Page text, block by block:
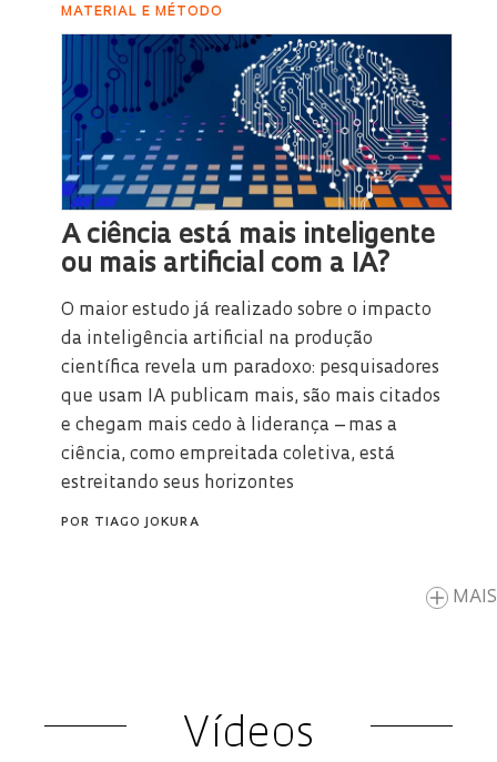
MATERIAL E MÉTODO
A ciência está mais inteligente
ou mais artificial com a IA?
O maior estudo já realizado sobre o impacto
da inteligência artificial na produção
científica revela um paradoxo: pesquisadores
que usam IA publicam mais, são mais citados
e chegam mais cedo à liderança – mas a
ciência, como empreitada coletiva, está
estreitando seus horizontes
POR TIAGO JOKURA
MAIS
Vídeos